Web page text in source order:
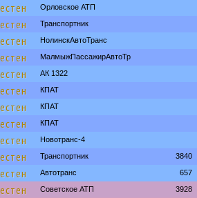
Орловское АТП
Транспортник
НолинскАвтоТранс
МалмыжПассажирАвтоТр
АК 1322
КПАТ
КПАТ
КПАТ
Новотранс-4
Транспортник 3840
Автотранс 657
Советское АТП 3928